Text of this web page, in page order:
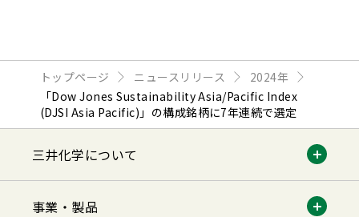
トップページ ニュースリリース
2024年
「Dow Jones Sustainability Asia/Pacific Index
(DJSI Asia Pacific)」の構成銘柄に7年連続で選定
三井化学について
事業・製品